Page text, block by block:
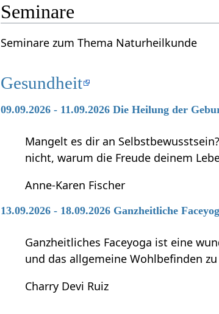
Seminare
Seminare zum Thema Naturheilkunde
Gesundheit
09.09.2026 - 11.09.2026 Die Heilung der
Mangelt es dir an
nicht, warum die Freude deinem
Anne-Karen Fischer
13.09.2026 - 18.09.2026 Ganzheitliche
Ganzheitliches Faceyoga ist eine
und das allgemeine Wohlbefinden
Charry Devi Ruiz